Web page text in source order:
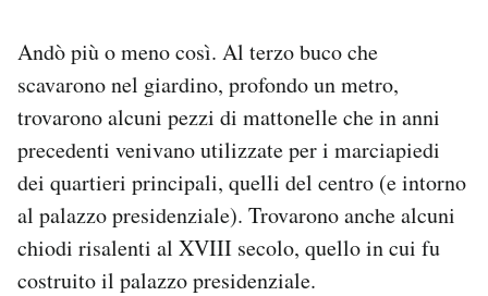
Andò più o meno così. Al terzo buco che
scavarono nel giardino, profondo un metro,
trovarono alcuni pezzi di mattonelle che in anni
precedenti venivano utilizzate per i marciapiedi
dei quartieri principali, quelli del centro (e intorno
al palazzo presidenziale). Trovarono anche alcuni
chiodi risalenti al XVIII secolo, quello in cui fu
costruito il palazzo presidenziale.